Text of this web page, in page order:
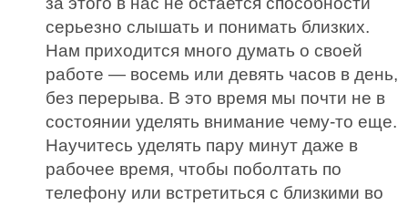
серьезно слышать и понимать близких.
Нам приходится много думать о своей
работе — восемь или девять часов в день,
без перерыва. В это время мы почти не в
состоянии уделять внимание чему-то еще.
Научитесь уделять пару минут даже в
рабочее время, чтобы поболтать по
телефону или встретиться с близкими во